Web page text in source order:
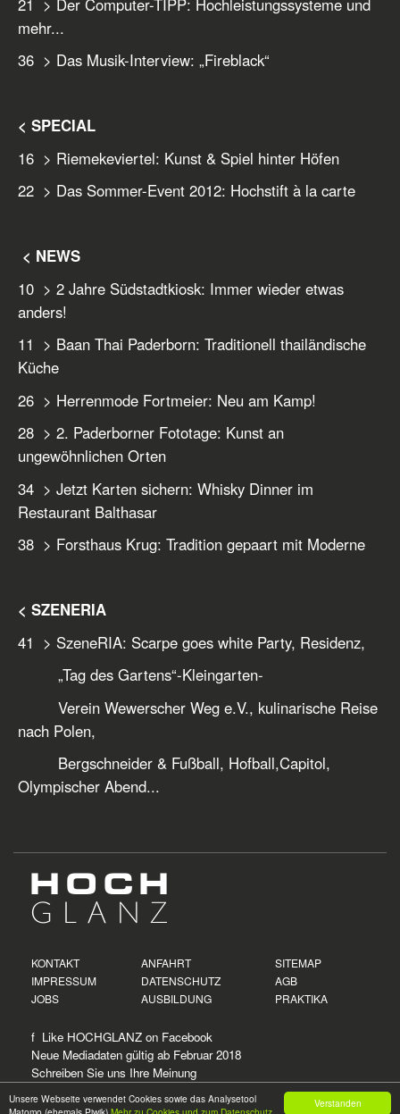
Verstanden
Unsere Webseite verwendet Cookies sowie das Analysetool
mehr...
36 > Das Musik-Interview: „Fireblack“
< SPECIAL
16 > Riemekeviertel: Kunst & Spiel hinter Höfen
22 > Das Sommer-Event 2012: Hochstift à la carte
< NEWS
10 > 2 Jahre Südstadtkiosk: Immer wieder etwas
anders!
11 > Baan Thai Paderborn: Traditionell thailändische
Küche
26 > Herrenmode Fortmeier: Neu am Kamp!
28 > 2. Paderborner Fototage: Kunst an
ungewöhnlichen Orten
34 > Jetzt Karten sichern: Whisky Dinner im
Restaurant Balthasar
38 > Forsthaus Krug: Tradition gepaart mit Moderne
< SZENERIA
41 > SzeneRIA: Scarpe goes white Party, Residenz,
„Tag des Gartens“-Kleingarten-
Verein Wewerscher Weg e.V., kulinarische Reise
nach Polen,
Bergschneider & Fußball, Hofball,Capitol,
Olympischer Abend...
KONTAKT ANFAHRT
SITEMAP
IMPRESSUM
DATENSCHUTZ
AGB
JOBS
AUSBILDUNG PRAKTIKA
f Like HOCHGLANZ on Facebook
Neue Mediadaten gültig ab Februar 2018
Schreiben Sie uns Ihre Meinung